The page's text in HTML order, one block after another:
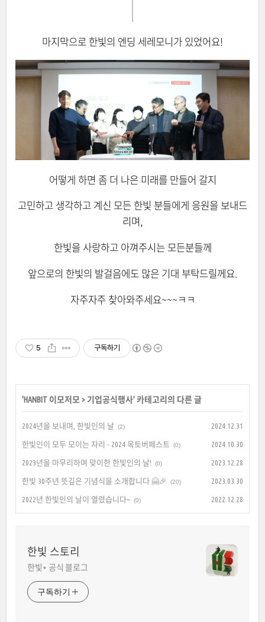
마지막으로 한빛의 엔딩 세레모니가 있었어요!
어떻게 하면 좀 더 나은 미래를 만들어 갈지
고민하고 생각하고 계신 모든 한빛 분들에게 응원을 보내드
리며,
한빛을 사랑하고 아껴주시는 모든분들께
앞으로의 한빛의 발걸음에도 많은 기대 부탁드릴께요.
자주자주 찾아와주세요~~~ㅋㅋ
5 구독하기
'HANBIT 이모저모 > 기업공식행사' 카테고리의 다른 글
2024년을 보내며, 한빛인의 날 (2) 2024.12.31
한빛인이 모두 모이는 자리 - 2024 옥토버페스트 (0) 2024.10.30
2023년을 마무리하며 맞이한 한빛인의 날! (0) 2023.12.28
한빛 30주년 뜻깊은 기념식을 소개합니다 🤗🎉 (20) 2023.03.30
2022년 한빛인의 날이 열렸습니다~ (0) 2022.12.28
한빛 스토리
한빛+ 공식 블로그
구독하기